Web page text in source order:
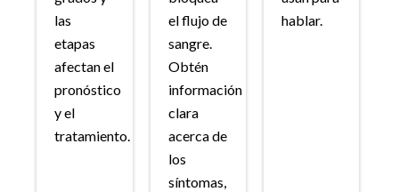
las
etapas
afectan el
pronóstico
y el
tratamiento.
el flujo de
sangre.
Obtén
información
clara
acerca de
los
síntomas,
hablar.